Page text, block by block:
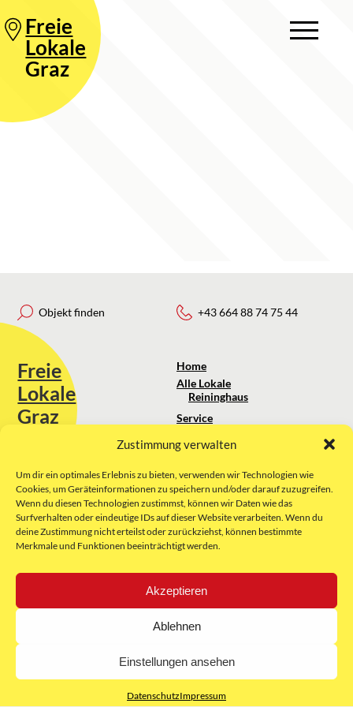
Zustimmung verwalten
Um dir ein optimales Erlebnis zu bieten, verwenden wir Technologien wie
Cookies, um Geräteinformationen zu speichern und/oder darauf zuzugreifen.
Wenn du diesen Technologien zustimmst, können wir Daten wie das
Surfverhalten oder eindeutige IDs auf dieser Website verarbeiten. Wenn du
deine Zustimmung nicht erteilst oder zurückziehst, können bestimmte
Merkmale und Funktionen beeinträchtigt werden.
Akzeptieren
Ablehnen
Einstellungen ansehen
DatenschutzImpressum
Freie
Lokale
Graz
Objekt finden
Freie
Lokale
Graz
Sie erreichen uns unter:
kontakt@freielokale-graz.at
Website by Rubikon Werbeagentur
GmbH
+43 664 88 74 75 44
Home
Alle Lokale
Reininghaus
Service
Über uns
Impressum
AGB
Datenschutz
E-Mail